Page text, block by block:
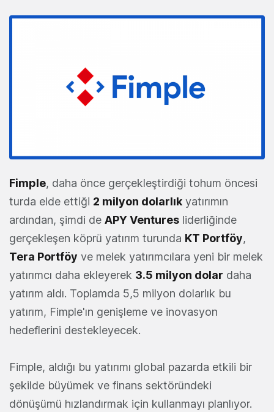
Fimple, daha önce gerçekleştirdiği tohum öncesi
turda elde ettiği 2 milyon dolarlık yatırımın
ardından, şimdi de APY Ventures liderliğinde
gerçekleşen köprü yatırım turunda KT Portföy,
Tera Portföy ve melek yatırımcılara yeni bir melek
yatırımcı daha ekleyerek 3.5 milyon dolar daha
yatırım aldı. Toplamda 5,5 milyon dolarlık bu
yatırım, Fimple'ın genişleme ve inovasyon
hedeflerini destekleyecek.
Fimple, aldığı bu yatırımı global pazarda etkili bir
şekilde büyümek ve finans sektöründeki
dönüşümü hızlandırmak için kullanmayı planlıyor.